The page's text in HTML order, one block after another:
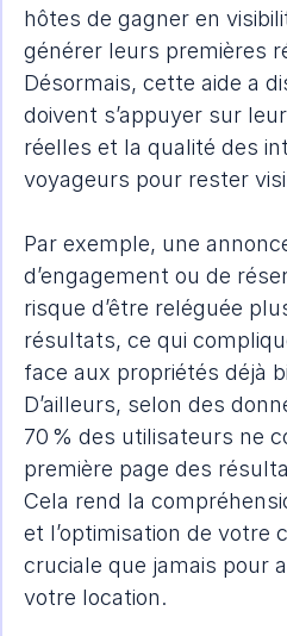
hôtes de gagner en
générer leurs premières
Désormais, cette aide a
doivent s’appuyer sur
réelles et la qualité des
voyageurs pour rester
Par exemple, une
d’engagement ou de
risque d’être reléguée
résultats, ce qui
face aux propriétés déjà
D’ailleurs, selon des
70 % des utilisateurs ne
première page des
Cela rend la
et l’optimisation de
cruciale que jamais pour
votre location.